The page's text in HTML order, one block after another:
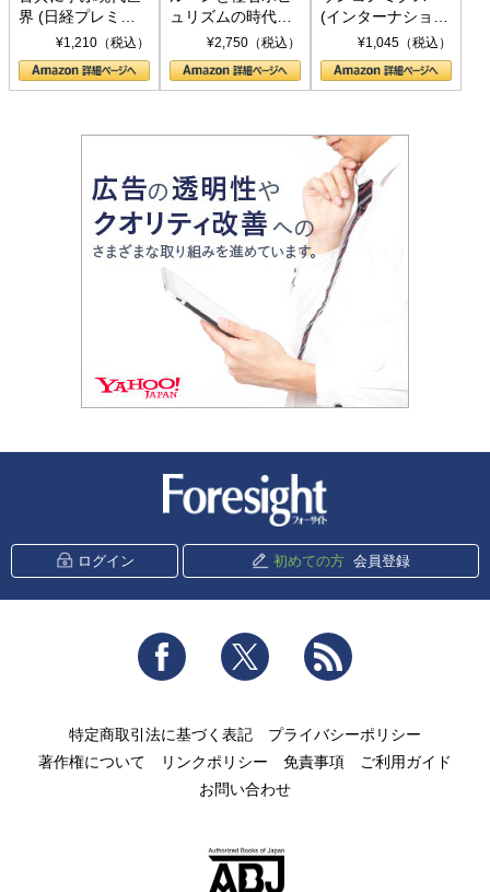
界 (日経プレミア
シリーズ)¥1,210（税込）
ュリズムの時代：
〈ヤヌス〉の二つ
の顔
¥2,750（税込）
(インターナショナ
ル新書)¥1,045（税込）
ログイン 初めての方 会員登録
Facebook Twitter
特定商取引法に基づく表記
プライバシーポリシー
著作権について
リンクポリシー 免責事項
ご利用ガイド
お問い合わせ